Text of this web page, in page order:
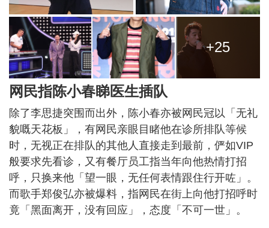
+25
网民指陈小春睇医生插队
除了李思捷突围而出外，陈小春亦被网民冠以「无礼
貌嘅天花板」，有网民亲眼目睹他在诊所排队等候
时，无视正在排队的其他人直接走到最前，俨如VIP
般要求先看诊，又有餐厅员工指当年向他热情打招
呼，只换来他「望一眼，无任何表情跟住行开咗」。
而歌手郑俊弘亦被爆料，指网民在街上向他打招呼时
竟「黑面离开，没有回应」，态度「不可一世」。